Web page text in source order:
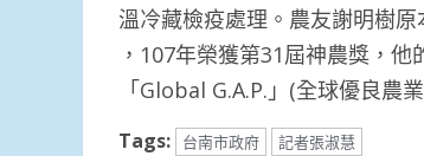
溫冷藏檢疫處理。農友謝明樹
，107年榮獲第31屆神農獎，
「Global G.A.P.」(全球優良農
Tags: 台南市政府 記者張淑慧